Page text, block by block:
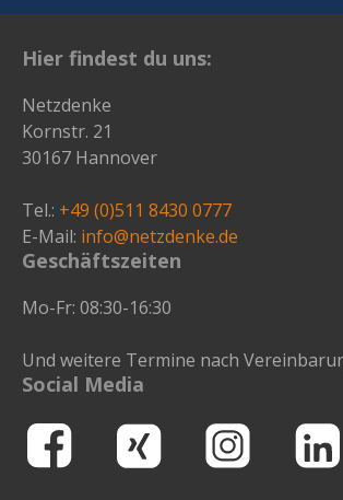
angezeigten
ein,
zu
bestätigen,
dass
ein
Mensch
bist.
Hier findest du uns:
Netzdenke
Kornstr. 21
30167 Hannover
Tel.: +49 (0)511 8430 0777
E-Mail: info@netzdenke.de
Geschäftszeiten
Mo-Fr: 08:30-16:30
Und weitere Termine nach
Social Media